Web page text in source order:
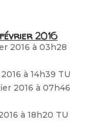
février 2016
2016 à 03h28
à 14h39 TU
2016 à 07h46
à 18h20 TU